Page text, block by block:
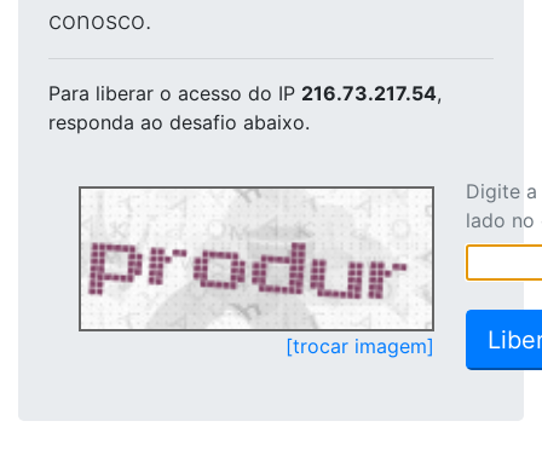
conosco.
Para liberar o acesso do IP 216.73.217.54,
responda ao desafio abaixo.
[trocar imagem]
Digite
lado no